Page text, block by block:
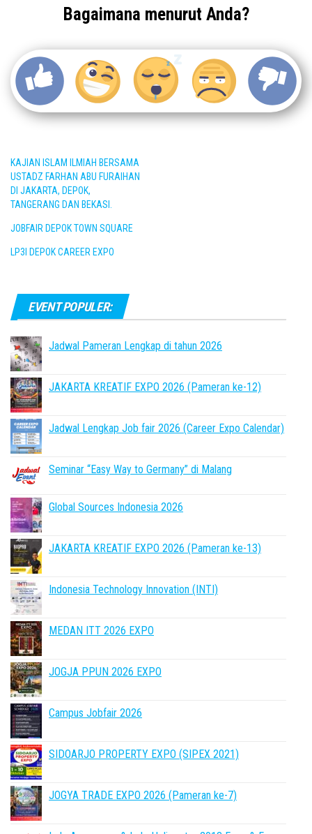
Bagaimana menurut Anda?
KAJIAN ISLAM ILMIAH BERSAMA
USTADZ FARHAN ABU FURAIHAN
DI JAKARTA, DEPOK,
TANGERANG DAN BEKASI.
JOBFAIR DEPOK TOWN SQUARE
LP3I DEPOK CAREER EXPO
EVENT POPULER:
Jadwal Pameran Lengkap di tahun 2026
JAKARTA KREATIF EXPO 2026 (Pameran ke-12)
Jadwal Lengkap Job fair 2026 (Career Expo Calendar)
Seminar “Easy Way to Germany” di Malang
Global Sources Indonesia 2026
JAKARTA KREATIF EXPO 2026 (Pameran ke-13)
Indonesia Technology Innovation (INTI)
MEDAN ITT 2026 EXPO
JOGJA PPUN 2026 EXPO
Campus Jobfair 2026
SIDOARJO PROPERTY EXPO (SIPEX 2021)
JOGYA TRADE EXPO 2026 (Pameran ke-7)